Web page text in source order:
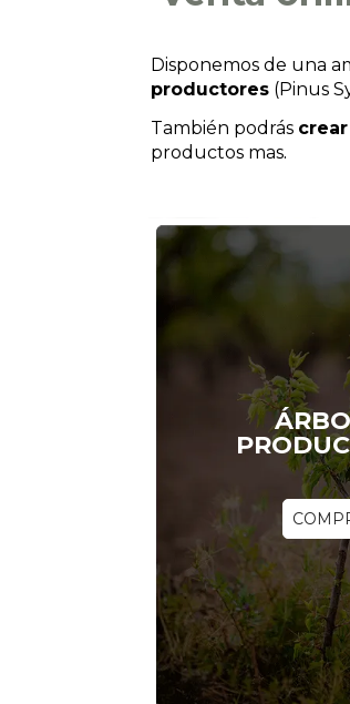
Disponemos de una
productores (Pinus
También podrás
productos mas.